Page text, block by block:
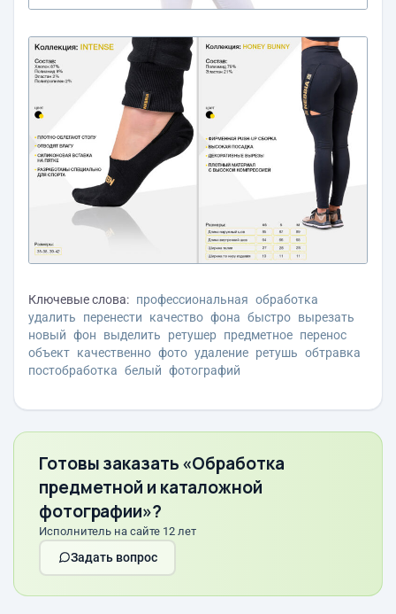
Ключевые слова: профессиональная обработка
удалить
перенести качество фона быстро вырезать
новый фон выделить ретушер предметное перенос
объект качественно фото удаление ретушь обтравка
постобработка белый фотографий
Готовы заказать «Обработка
предметной и каталожной
фотографии»?
Исполнитель на сайте 12 лет
Задать вопрос